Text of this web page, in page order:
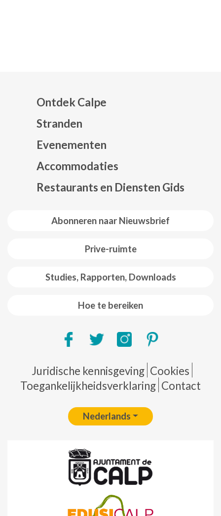
Abonneren naar Nieuwsbrief
Prive-ruimte
Studies, Rapporten, Downloads
Hoe te bereiken
Ontdek Calpe
Stranden
Evenementen
Accommodaties
Restaurants en Diensten Gids
Pie de página
Juridische kennisgeving Cookies
Toegankelijkheidsverklaring Contact
Nederlands